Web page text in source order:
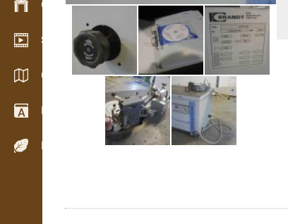
Gestão de stocks
Showroom de vídeo
Catálogos / Brochuras
Dicionário
Espécies de madeira